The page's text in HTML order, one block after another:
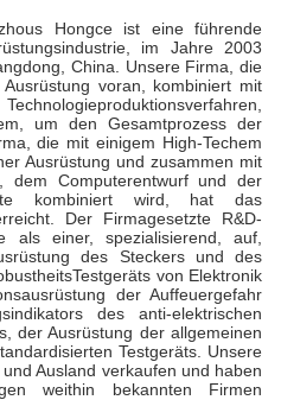
Hongce ist eine führende
im Jahre 2003
China. Unsere Firma, die
voran, kombiniert mit
um den Gesamtprozess der
die mit einigem High-Techem
Ausrüstung und zusammen mit
dem Computerentwurf und der
kombiniert wird, hat das
Der Firmagesetzte R&D-
als einer, spezialisierend, auf,
des Steckers und des
von Elektronik
der Auffeuergefahr
des anti-elektrischen
der Ausrüstung der allgemeinen
Testgeräts. Unsere
Ausland verkaufen und haben
weithin bekannten Firmen